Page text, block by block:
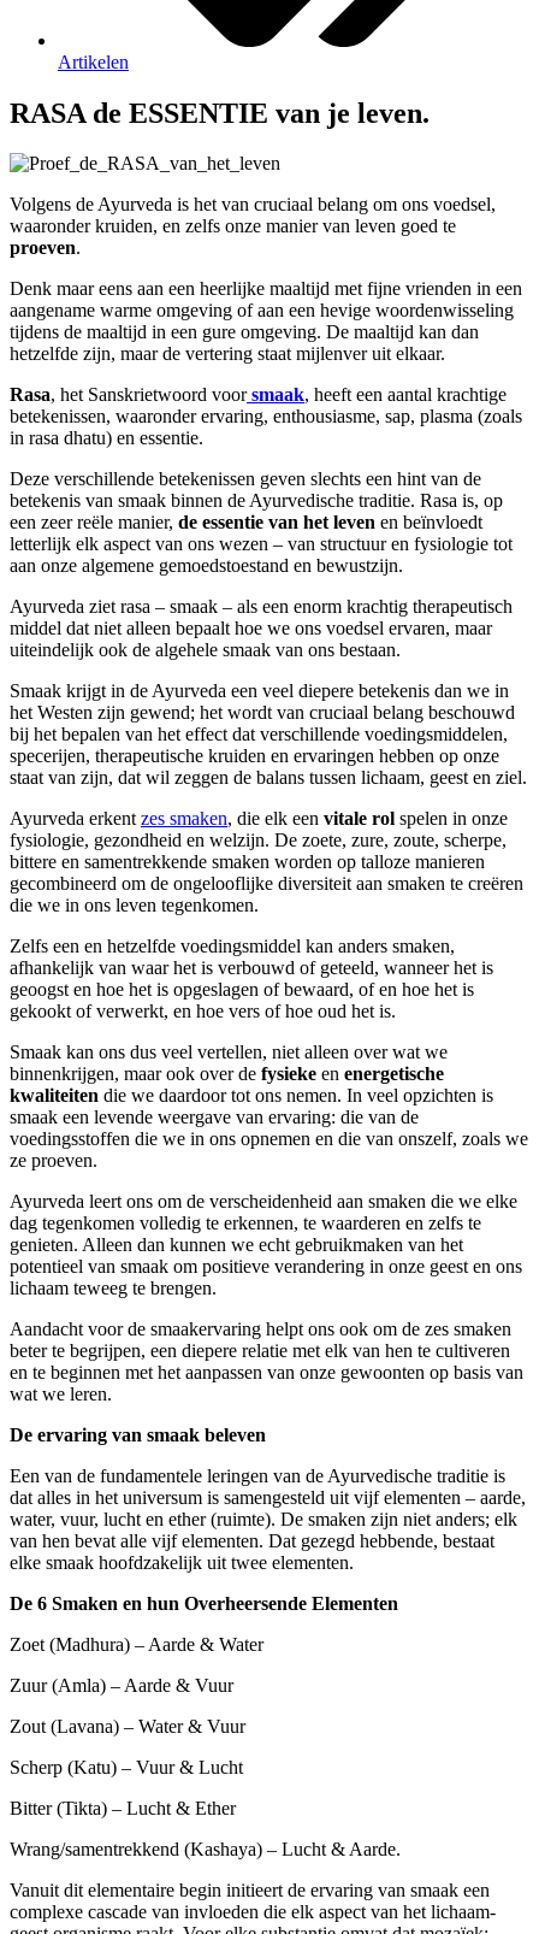
Artikelen
RASA de ESSENTIE van je leven.
Volgens de Ayurveda is het van cruciaal belang om ons voedsel,
waaronder kruiden, en zelfs onze manier van leven goed te
proeven.
Denk maar eens aan een heerlijke maaltijd met fijne vrienden in een
aangename warme omgeving of aan een hevige woordenwisseling
tijdens de maaltijd in een gure omgeving. De maaltijd kan dan
hetzelfde zijn, maar de vertering staat mijlenver uit elkaar.
Rasa, het Sanskrietwoord voor smaak, heeft een aantal krachtige
betekenissen, waaronder ervaring, enthousiasme, sap, plasma (zoals
in rasa dhatu) en essentie.
Deze verschillende betekenissen geven slechts een hint van de
betekenis van smaak binnen de Ayurvedische traditie. Rasa is, op
een zeer reële manier, de essentie van het leven en beïnvloedt
letterlijk elk aspect van ons wezen – van structuur en fysiologie tot
aan onze algemene gemoedstoestand en bewustzijn.
Ayurveda ziet rasa – smaak – als een enorm krachtig therapeutisch
middel dat niet alleen bepaalt hoe we ons voedsel ervaren, maar
uiteindelijk ook de algehele smaak van ons bestaan.
Smaak krijgt in de Ayurveda een veel diepere betekenis dan we in
het Westen zijn gewend; het wordt van cruciaal belang beschouwd
bij het bepalen van het effect dat verschillende voedingsmiddelen,
specerijen, therapeutische kruiden en ervaringen hebben op onze
staat van zijn, dat wil zeggen de balans tussen lichaam, geest en ziel.
Ayurveda erkentzes smaken, die elk een vitale rol spelen in onze
fysiologie, gezondheid en welzijn. De zoete, zure, zoute, scherpe,
bittere en samentrekkende smaken worden op talloze manieren
gecombineerd om de ongelooflijke diversiteit aan smaken te creëren
die we in ons leven tegenkomen.
Zelfs een en hetzelfde voedingsmiddel kan anders smaken,
afhankelijk van waar het is verbouwd of geteeld, wanneer het is
geoogst en hoe het is opgeslagen of bewaard, of en hoe het is
gekookt of verwerkt, en hoe vers of hoe oud het is.
Smaak kan ons dus veel vertellen, niet alleen over wat we
binnenkrijgen, maar ook over de fysieke en energetische
kwaliteiten die we daardoor tot ons nemen. In veel opzichten is
smaak een levende weergave van ervaring: die van de
voedingsstoffen die we in ons opnemen en die van onszelf, zoals we
ze proeven.
Ayurveda leert ons om de verscheidenheid aan smaken die we elke
dag tegenkomen volledig te erkennen, te waarderen en zelfs te
genieten. Alleen dan kunnen we echt gebruikmaken van het
potentieel van smaak om positieve verandering in onze geest en ons
lichaam teweeg te brengen.
Aandacht voor de smaakervaring helpt ons ook om de zes smaken
beter te begrijpen, een diepere relatie met elk van hen te cultiveren
en te beginnen met het aanpassen van onze gewoonten op basis van
wat we leren.
De ervaring van smaak beleven
Een van de fundamentele leringen van de Ayurvedische traditie is
dat alles in het universum is samengesteld uit vijf elementen – aarde,
water, vuur, lucht en ether (ruimte). De smaken zijn niet anders; elk
van hen bevat alle vijf elementen. Dat gezegd hebbende, bestaat
elke smaak hoofdzakelijk uit twee elementen.
De 6 Smaken en hun Overheersende Elementen
Zoet (Madhura) – Aarde & Water
Zuur (Amla) – Aarde & Vuur
Zout (Lavana) – Water & Vuur
Scherp (Katu) – Vuur & Lucht
Bitter (Tikta) – Lucht & Ether
Wrang/samentrekkend (Kashaya) – Lucht & Aarde.
Vanuit dit elementaire begin initieert de ervaring van smaak een
complexe cascade van invloeden die elk aspect van het lichaam-